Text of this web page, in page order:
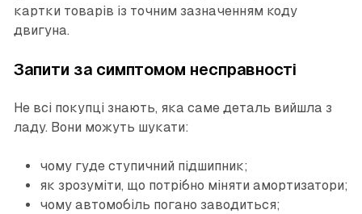
картки товарів із точним зазначенням коду
двигуна.
Запити за симптомом несправності
Не всі покупці знають, яка саме деталь вийшла з
ладу. Вони можуть шукати:
чому гуде ступичний підшипник;
як зрозуміти, що потрібно міняти амортизатори;
чому автомобіль погано заводиться;